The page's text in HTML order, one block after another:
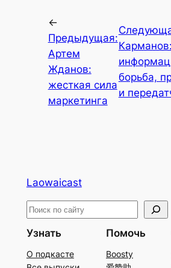
←
Предыдущая:
Артем
Жданов:
жесткая сила
маркетинга
Карманов:
борьба,
и
Laowaicast
П
и
с
Узнать
О подкасте
Помочь
Boosty